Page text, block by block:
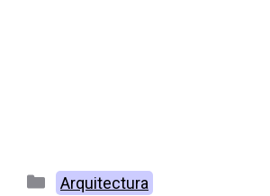
Categorías
Arquitectura